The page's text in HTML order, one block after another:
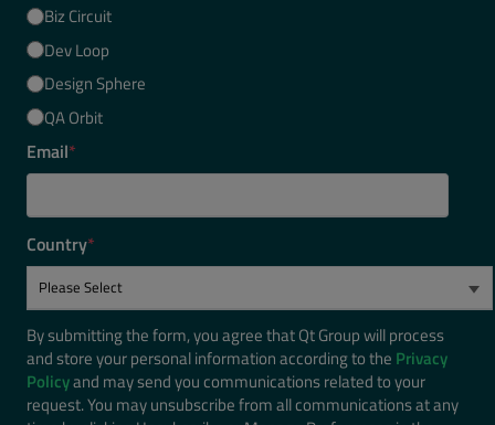
Biz Circuit
Dev Loop
Design Sphere
QA Orbit
Email*
Country*
By submitting the form, you agree that Qt Group will process
and store your personal information according to the Privacy
Policyand may send you communications related to your
request. You may unsubscribe from all communications at any